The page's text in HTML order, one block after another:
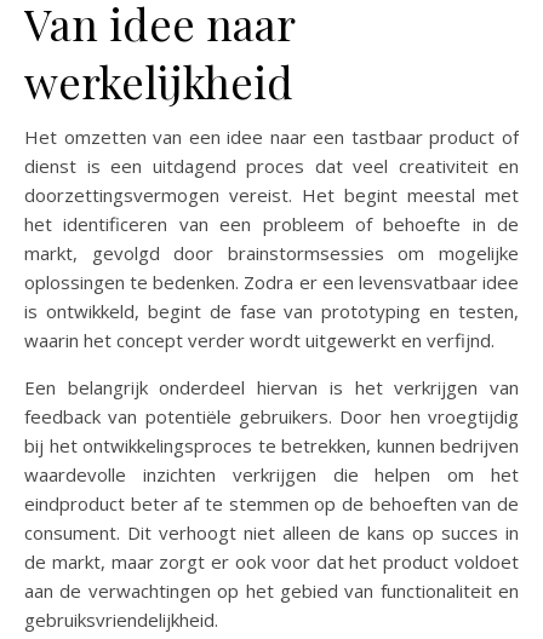
Van idee naar
werkelijkheid
Het omzetten van een idee naar een tastbaar product of
dienst is een uitdagend proces dat veel creativiteit en
doorzettingsvermogen vereist. Het begint meestal met
het identificeren van een probleem of behoefte in de
markt, gevolgd door brainstormsessies om mogelijke
oplossingen te bedenken. Zodra er een levensvatbaar idee
is ontwikkeld, begint de fase van prototyping en testen,
waarin het concept verder wordt uitgewerkt en verfijnd.
Een belangrijk onderdeel hiervan is het verkrijgen van
feedback van potentiële gebruikers. Door hen vroegtijdig
bij het ontwikkelingsproces te betrekken, kunnen bedrijven
waardevolle inzichten verkrijgen die helpen om het
eindproduct beter af te stemmen op de behoeften van de
consument. Dit verhoogt niet alleen de kans op succes in
de markt, maar zorgt er ook voor dat het product voldoet
aan de verwachtingen op het gebied van functionaliteit en
gebruiksvriendelijkheid.